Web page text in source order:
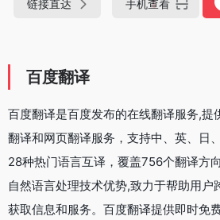
链接直达 手机查看
百度翻译
百度翻译是百度发布的在线翻译服务,提
翻译和网页翻译服务，支持中、英、日
28种热门语言互译，覆盖756个翻译方
自然语言处理技术优势,致力于帮助用户
获取信息和服务。百度翻译提供即时免